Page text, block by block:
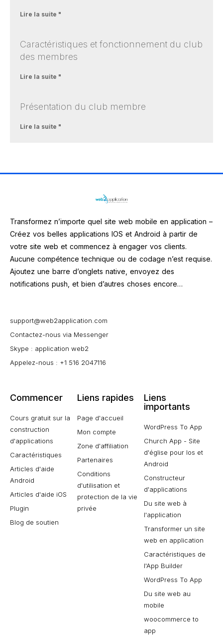
Lire la suite "
Caractéristiques et fonctionnement du club
des membres
Lire la suite "
Présentation du club membre
Lire la suite "
Transformez n’importe quel site web mobile en application –
Créez vos belles applications IOS et Android à partir de
votre site web et commencez à engager vos clients.
Aucune compétence technique ou de codage n’est requise.
Ajoutez une barre d’onglets native, envoyez des
notifications push, et bien d’autres choses encore…
support@web2application.com
Contactez-nous via Messenger
Skype : application web2
Appelez-nous : +1 516 2047116
Commencer
Cours gratuit sur la
construction
d'applications
Caractéristiques
Articles d'aide
Android
Articles d'aide iOS
Plugin
Blog de soutien
Liens rapides
Page d'accueil
Mon compte
Zone d'affiliation
Partenaires
Conditions
d'utilisation et
protection de la vie
privée
Liens
importants
WordPress To App
Church App - Site
d'église pour Ios et
Android
Constructeur
d'applications
Du site web à
l'application
Transformer un site
web en application
Caractéristiques de
l'App Builder
WordPress To App
Du site web au
mobile
woocommerce to
app